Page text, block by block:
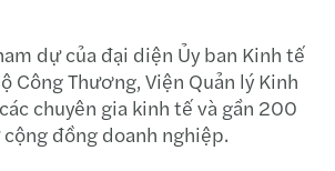
dự của đại diện Ủy ban Kinh tế
Công Thương, Viện Quản lý Kinh
chuyên gia kinh tế và gần 200
đồng doanh nghiệp.